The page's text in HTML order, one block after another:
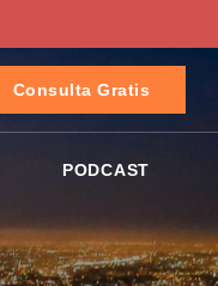
Consulta Gratis
PODCAST